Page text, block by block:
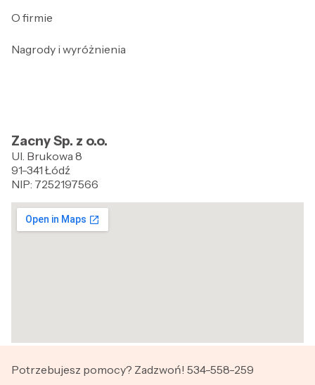
O firmie
Nagrody i wyróżnienia
Zacny Sp. z o.o.
Ul. Brukowa 8
91-341 Łódź
NIP: 7252197566
Potrzebujesz pomocy? Zadzwoń! 534-558-259